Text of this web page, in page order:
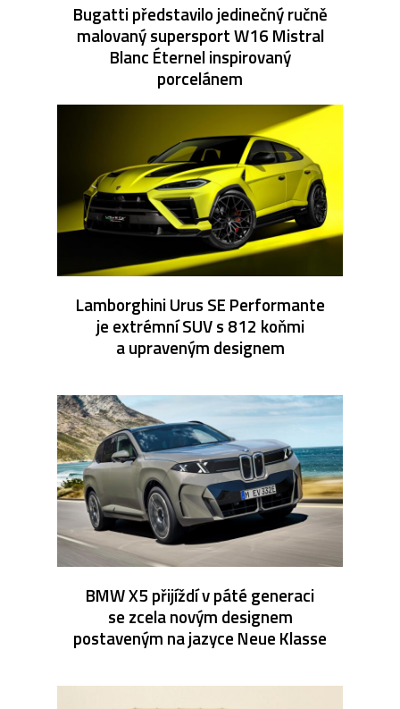
Bugatti představilo jedinečný ručně
malovaný supersport W16 Mistral
Blanc Éternel inspirovaný
porcelánem
Lamborghini Urus SE Performante
je extrémní SUV s 812 koňmi
a upraveným designem
BMW X5 přijíždí v páté generaci
se zcela novým designem
postaveným na jazyce Neue Klasse